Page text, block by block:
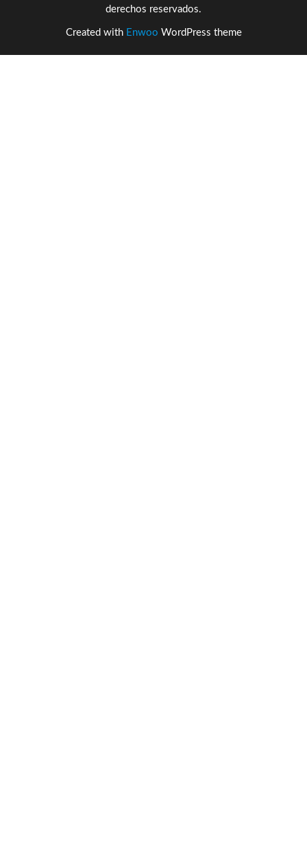
derechos reservados.
Created with Enwoo WordPress theme